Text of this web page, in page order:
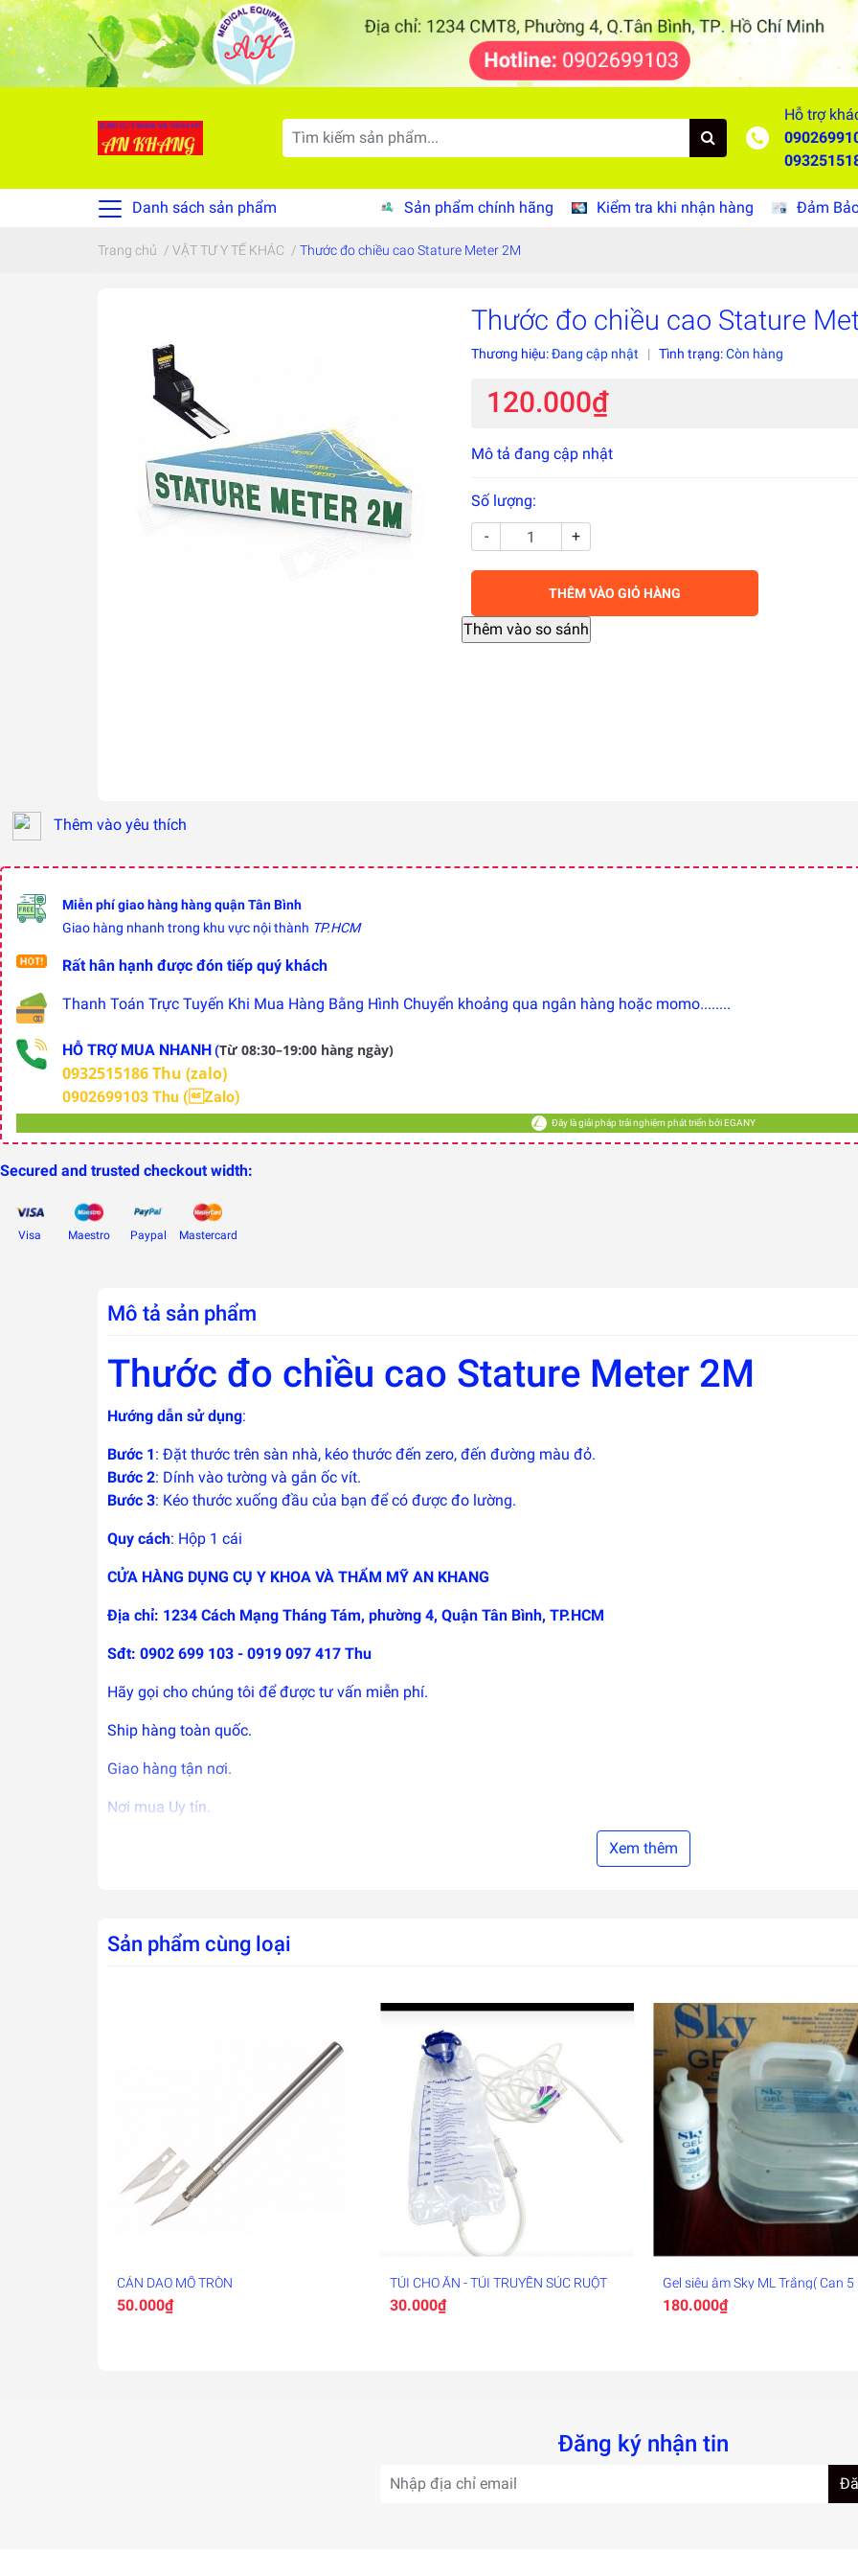
Hỗ trợ
Danh sách sản phẩm Sản phẩm chính hãng Kiểm tra khi nhận hàng Đảm
Trang chủ / VẬT TƯ Y TẾ KHÁC / Thước đo chiều cao Stature Meter 2M
Thước đo chiều cao Stature
Thương hiệu:Đang cập nhật | Tình trạng:Còn hàng
120.000₫
Mô tả đang cập nhật
Số lượng:
-
+
THÊM VÀO GIỎ HÀNG
Thêm vào yêu thích
Miễn phí giao hàng hàng quận Tân Bình
Giao hàng nhanh trong khu vực nội thành TP.HCM
Rất hân hạnh được đón tiếp quý khách
Thanh Toán Trực Tuyến Khi Mua Hàng Bằng Hình Chuyển khoảng qua ngân hàng hoặc momo........
HỖ TRỢ MUA NHANH(Từ 08:30–19:00 hàng ngày)
0932515186 Thu (zalo)
0902699103 Thu (Zalo)
Đây là giải pháp trải nghiệm phát triển bởi EGANY
Secured and trusted checkout width:
Visa Maestro Paypal Mastercard
Mô tả sản phẩm
Thước đo chiều cao Stature Meter 2M
Hướng dẫn sử dụng:
Bước 1: Đặt thước trên sàn nhà, kéo thước đến zero, đến đường màu đỏ.
Bước 2: Dính vào tường và gắn ốc vít.
Bước 3: Kéo thước xuống đầu của bạn để có được đo lường.
Quy cách: Hộp 1 cái
CỬA HÀNG DỤNG CỤ Y KHOA VÀ THẨM MỸ AN KHANG
Địa chỉ: 1234 Cách Mạng Tháng Tám, phường 4, Quận Tân Bình, TP.HCM
Sđt: 0902 699 103 - 0919 097 417 Thu
Hãy gọi cho chúng tôi để được tư vấn miễn phí.
Ship hàng toàn quốc.
Giao hàng tận nơi.
Nơi mua Uy tín.
Xem thêm
Sản phẩm cùng loại
CÁN DAO MỔ TRÒN
50.000₫
TÚI CHO ĂN - TÚI TRUYỀN SÚC RUỘT
30.000₫
Gel siêu âm Sky ML Trắng( Can 5
180.000₫
Đăng ký nhận tin